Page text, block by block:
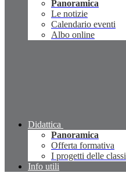
Panoramica
Le notizie
Calendario eventi
Albo online
Didattica
Panoramica
Offerta formativa
I progetti delle classi
Info utili